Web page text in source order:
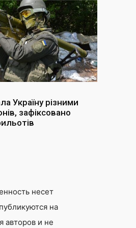
Україну різними
зафіксовано
несет
на
авторов и не